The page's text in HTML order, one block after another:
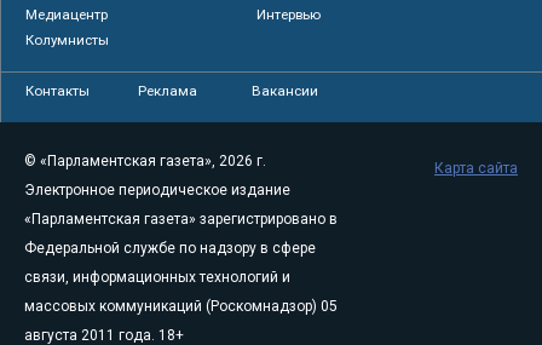
Медиацентр
Интервью
Колумнисты
Контакты Реклама Вакансии
© «Парламентская газета», 2026 г.
Электронное периодическое издание
«Парламентская газета» зарегистрировано в
Федеральной службе по надзору в сфере
связи, информационных технологий и
массовых коммуникаций (Роскомнадзор) 05
августа 2011 года. 18+
Карта сайта